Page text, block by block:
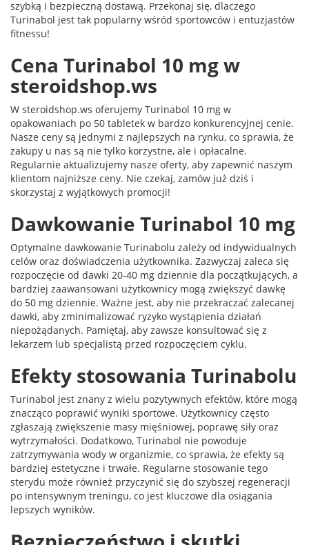
szybką i bezpieczną dostawą. Przekonaj się, dlaczego
Turinabol jest tak popularny wśród sportowców i entuzjastów
fitnessu!
Cena Turinabol 10 mg w
steroidshop.ws
W steroidshop.ws oferujemy Turinabol 10 mg w
opakowaniach po 50 tabletek w bardzo konkurencyjnej cenie.
Nasze ceny są jednymi z najlepszych na rynku, co sprawia, że
zakupy u nas są nie tylko korzystne, ale i opłacalne.
Regularnie aktualizujemy nasze oferty, aby zapewnić naszym
klientom najniższe ceny. Nie czekaj, zamów już dziś i
skorzystaj z wyjątkowych promocji!
Dawkowanie Turinabol 10 mg
Optymalne dawkowanie Turinabolu zależy od indywidualnych
celów oraz doświadczenia użytkownika. Zazwyczaj zaleca się
rozpoczęcie od dawki 20-40 mg dziennie dla początkujących, a
bardziej zaawansowani użytkownicy mogą zwiększyć dawkę
do 50 mg dziennie. Ważne jest, aby nie przekraczać zalecanej
dawki, aby zminimalizować ryzyko wystąpienia działań
niepożądanych. Pamiętaj, aby zawsze konsultować się z
lekarzem lub specjalistą przed rozpoczęciem cyklu.
Efekty stosowania Turinabolu
Turinabol jest znany z wielu pozytywnych efektów, które mogą
znacząco poprawić wyniki sportowe. Użytkownicy często
zgłaszają zwiększenie masy mięśniowej, poprawę siły oraz
wytrzymałości. Dodatkowo, Turinabol nie powoduje
zatrzymywania wody w organizmie, co sprawia, że efekty są
bardziej estetyczne i trwałe. Regularne stosowanie tego
sterydu może również przyczynić się do szybszej regeneracji
po intensywnym treningu, co jest kluczowe dla osiągania
lepszych wyników.